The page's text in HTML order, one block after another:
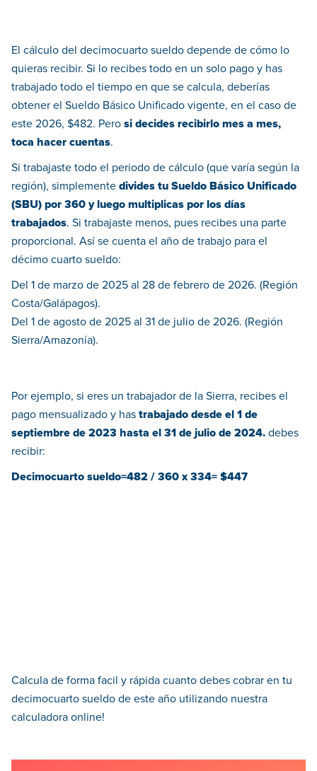
El cálculo del decimocuarto sueldo depende de cómo lo
quieras recibir. Si lo recibes todo en un solo pago y has
trabajado todo el tiempo en que se calcula, deberías
obtener el Sueldo Básico Unificado vigente, en el caso de
este 2026, $482. Pero si decides recibirlo mes a mes,
toca hacer cuentas.
Si trabajaste todo el periodo de cálculo (que varía según la
región), simplemente divides tu Sueldo Básico Unificado
(SBU) por 360 y luego multiplicas por los días
trabajados. Si trabajaste menos, pues recibes una parte
proporcional. Así se cuenta el año de trabajo para el
décimo cuarto sueldo:
Del 1 de marzo de 2025 al 28 de febrero de 2026. (Región
Costa/Galápagos).
Del 1 de agosto de 2025 al 31 de julio de 2026. (Región
Sierra/Amazonía).
Por ejemplo, si eres un trabajador de la Sierra, recibes el
pago mensualizado y has trabajado desde el 1 de
septiembre de 2023 hasta el 31 de julio de 2024. debes
recibir:
Decimocuarto sueldo=482 / 360 x 334= $447
Calcula de forma facil y rápida cuanto debes cobrar en tu
decimocuarto sueldo de este año utilizando nuestra
calculadora online!